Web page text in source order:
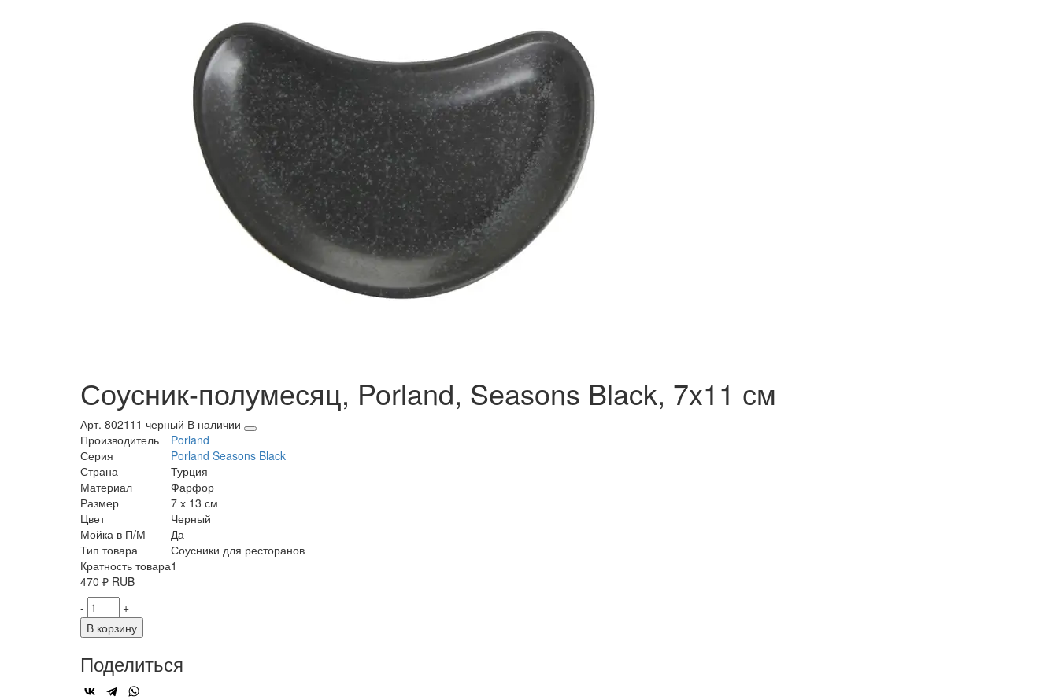
Соусник-полумесяц, Porland, Seasons Black, 7x11 см
Арт. 802111 черный В наличии
Производитель
Porland
Серия
Porland Seasons Black
Страна
Турция
Материал
Фарфор
Размер
7 х 13 см
Цвет
Черный
Мойка в П/М
Да
Тип товара
Соусники для ресторанов
Кратность товара1
470 ₽ RUB
-
+
В корзину
Поделиться